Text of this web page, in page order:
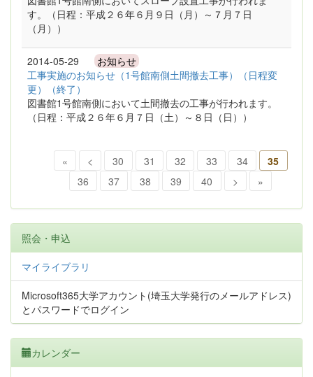
す。（日程：平成２６年６月９日（月）～７月７日
（月））
2014-05-29 お知らせ
工事実施のお知らせ（1号館南側土間撤去工事）（日程変
更）（終了）
図書館1号館南側において土間撤去の工事が行われます。
（日程：平成２６年６月７日（土）～８日（日））
« < 30 31 32 33 34
35
36
37 38 39 40 > »
照会・申込
マイライブラリ
Microsoft365大学アカウント(埼玉大学発行のメールアドレス)
とパスワードでログイン
カレンダー